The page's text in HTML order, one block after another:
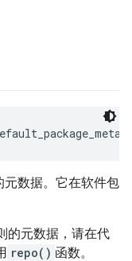
数据。它在软件包
的元数据，请在代
repo() 函数。